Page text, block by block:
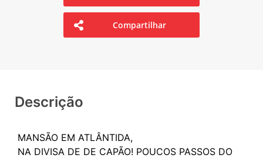
Compartilhar
Descrição
MANSÃO EM ATLÂNTIDA,
NA DIVISA DE DE CAPÃO! POUCOS PASSOS DO